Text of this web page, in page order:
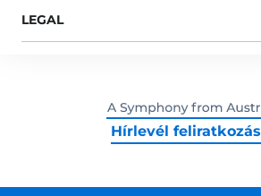
LEGAL
Hírlevél feliratkozás